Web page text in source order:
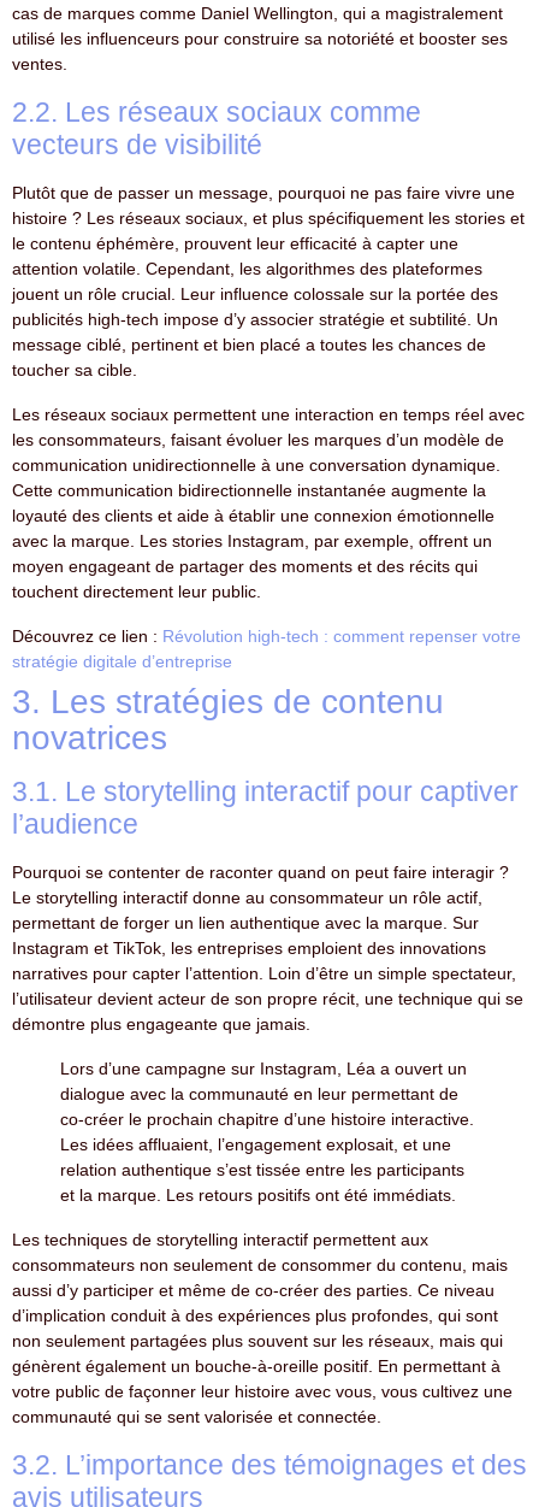
cas de marques comme Daniel Wellington, qui a magistralement
utilisé les influenceurs pour construire sa notoriété et booster ses
ventes.
2.2. Les réseaux sociaux comme
vecteurs de visibilité
Plutôt que de passer un message, pourquoi ne pas faire vivre une
histoire ? Les réseaux sociaux, et plus spécifiquement les stories et
le contenu éphémère, prouvent leur efficacité à capter une
attention volatile. Cependant, les algorithmes des plateformes
jouent un rôle crucial. Leur influence colossale sur la portée des
publicités high-tech impose d’y associer stratégie et subtilité. Un
message ciblé, pertinent et bien placé a toutes les chances de
toucher sa cible.
Les réseaux sociaux permettent une interaction en temps réel avec
les consommateurs, faisant évoluer les marques d’un modèle de
communication unidirectionnelle à une conversation dynamique.
Cette communication bidirectionnelle instantanée augmente la
loyauté des clients et aide à établir une connexion émotionnelle
avec la marque. Les stories Instagram, par exemple, offrent un
moyen engageant de partager des moments et des récits qui
touchent directement leur public.
Découvrez ce lien : Révolution high-tech : comment repenser votre
stratégie digitale d’entreprise
3. Les stratégies de contenu
novatrices
3.1. Le storytelling interactif pour captiver
l’audience
Pourquoi se contenter de raconter quand on peut faire interagir ?
Le storytelling interactif donne au consommateur un rôle actif,
permettant de forger un lien authentique avec la marque. Sur
Instagram et TikTok, les entreprises emploient des innovations
narratives pour capter l’attention. Loin d’être un simple spectateur,
l’utilisateur devient acteur de son propre récit, une technique qui se
démontre plus engageante que jamais.
Lors d’une campagne sur Instagram, Léa a ouvert un
dialogue avec la communauté en leur permettant de
co-créer le prochain chapitre d’une histoire interactive.
Les idées affluaient, l’engagement explosait, et une
relation authentique s’est tissée entre les participants
et la marque. Les retours positifs ont été immédiats.
Les techniques de storytelling interactif permettent aux
consommateurs non seulement de consommer du contenu, mais
aussi d’y participer et même de co-créer des parties. Ce niveau
d’implication conduit à des expériences plus profondes, qui sont
non seulement partagées plus souvent sur les réseaux, mais qui
génèrent également un bouche-à-oreille positif. En permettant à
votre public de façonner leur histoire avec vous, vous cultivez une
communauté qui se sent valorisée et connectée.
3.2. L’importance des témoignages et des
avis utilisateurs